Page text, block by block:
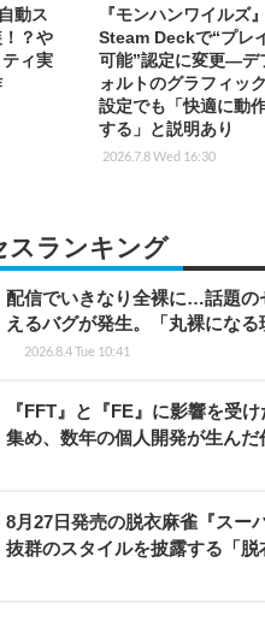
動ス
？や
ィ実
『モンハンワイルズ』
Steam Deckで“プレ
可能”認定に変更―デ
ォルトのグラフィック
設定でも「快適に動
する」と説明あり
2026.7.8 Wed 16:30
スランキング
配信でいきなり全裸に…話題の
えるバグが発生。「丸裸にな
2026.8.4 Tue 10:41
『FFT』と『FE』に影響を受
集め、数年の個人開発が生ん
8月27日発売の脱衣麻雀『スー
抜群のスタイルを披露する「脱